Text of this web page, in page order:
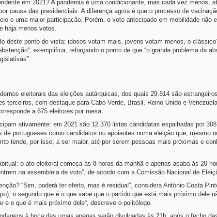
em 2021? A pandemia é uma condicionante, mas cada vez menos,
causa das presidenciais. A diferença agora é que o processo de
e uma maior participação. Porém, o voto antecipado em mobilidade não
haja menos votos.
deste ponto de vista: idosos votam mais, jovens votam menos, o
exemplifica, reforçando o ponto de que “o grande problema da
eleitorais das eleições autárquicas, dos quais 29.814 são
terceiros, com destaque para Cabo Verde, Brasil, Reino Unido e
a 675 eleitores por mesa.
ativamente: em 2021 são 12.370 listas candidatas espalhadas por
portugueses como candidatos ou apoiantes numa eleição que, mesmo
tende, por isso, a ser maior, até por serem pessoas mais próximas e
o ato eleitoral começa às 8 horas da manhã e apenas acaba às 20
na assembleia de voto”, de acordo com a Comissão Nacional de
“Sim, poderá ter efeito, mas é residual”, considera António Costa
o segundo que é o que sabe que o partido que está mais próximo dele
e o que é mais próximo dele“, descreve o politólogo.